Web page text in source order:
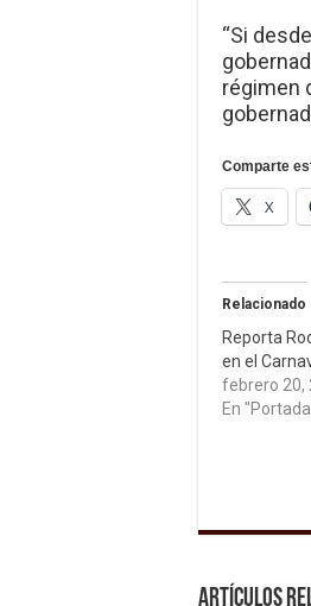
“Si
régimen
Comparte
X
Relacionado
Reporta
en el
febrero 20,
En
Artículos